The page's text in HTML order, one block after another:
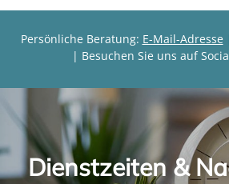
Persönliche Beratung: E-Mail-Adresse
| Besuchen Sie uns auf
Dienstzeiten &